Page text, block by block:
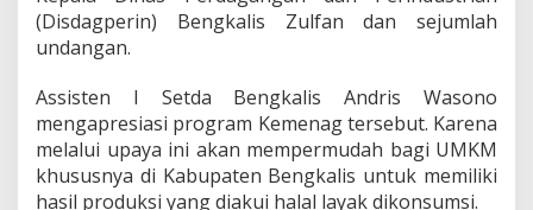
B
e
k
a
l
i
s
A
(Disdagperin) Bengkalis Zulfan dan sejumlah
undangan.
Assisten I Setda Bengkalis Andris Wasono
mengapresiasi program Kemenag tersebut. Karena
melalui upaya ini akan mempermudah bagi UMKM
khususnya di Kabupaten Bengkalis untuk memiliki
hasil produksi yang diakui halal layak dikonsumsi.